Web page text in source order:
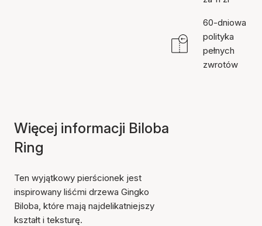
60-dniowa
polityka
pełnych
zwrotów
Więcej informacji Biloba
Ring
Ten wyjątkowy pierścionek jest
inspirowany liśćmi drzewa Gingko
Biloba, które mają najdelikatniejszy
kształt i teksturę.